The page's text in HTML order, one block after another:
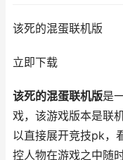
该死的混蛋联机版
立即下载
该死的混蛋联机版是
戏，该游戏版本是联
以直接展开竞技pk，
控人物在游戏之中随